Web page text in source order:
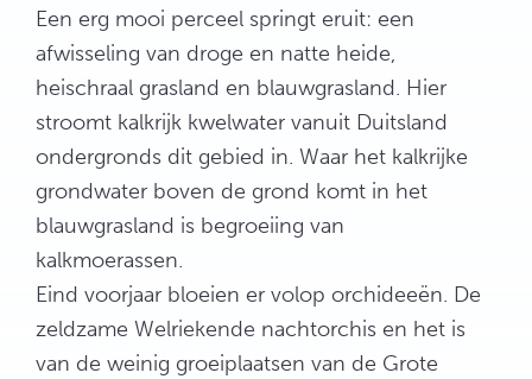
Een erg mooi perceel springt eruit: een
afwisseling van droge en natte heide,
heischraal grasland en blauwgrasland. Hier
stroomt kalkrijk kwelwater vanuit Duitsland
ondergronds dit gebied in. Waar het kalkrijke
grondwater boven de grond komt in het
blauwgrasland is begroeiing van
kalkmoerassen.
Eind voorjaar bloeien er volop orchideeën. De
zeldzame Welriekende nachtorchis en het is
van de weinig groeiplaatsen van de Grote